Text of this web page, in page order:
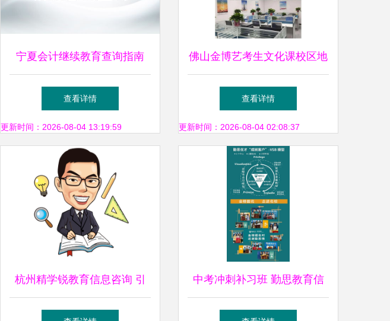
宁夏会计继续教育查询指南
全面掌握教育信息咨询方法
查看详情
更新时间：2026-08-04 13:19:59
佛山金博艺考生文化课校区地
址与电话汇总｜高考培训班咨
询指南
查看详情
更新时间：2026-08-04 02:08:37
杭州精学锐教育信息咨询 引
领未来教育的专业导航
中考冲刺补习班 勤思教育信
息咨询公司在火炬大道的专业